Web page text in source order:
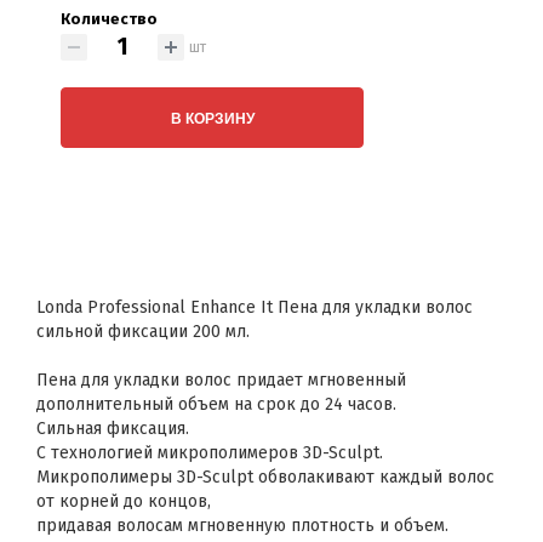
Количество
шт
В КОРЗИНУ
Londa Professional Enhance It Пена для укладки волос
сильной фиксации 200 мл.
Пена для укладки волос придает мгновенный
дополнительный объем на срок до 24 часов.
Сильная фиксация.
С технологией микрополимеров 3D-Sculpt.
Микрополимеры 3D-Sculpt обволакивают каждый волос
от корней до концов,
придавая волосам мгновенную плотность и объем.